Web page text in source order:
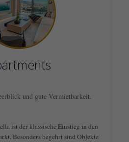
und gute Vermietbarkeit.
ist der klassische Einstieg in den
Besonders begehrt sind Objekte